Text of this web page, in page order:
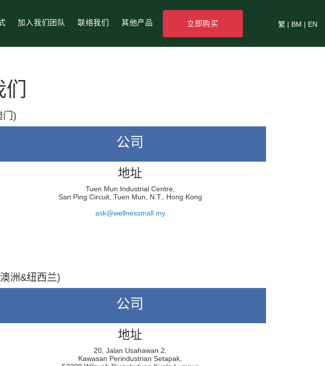
加入我们团队 联络我们 其他产品 立即购买 繁 | BM | EN
门)
公司
地址
Tuen Mun Industrial Centre,
San Ping Circuit, Tuen Mun, N.T., Hong Kong
ask@wellnessmall.my
洲&纽西兰)
公司
地址
20, Jalan Usahawan 2,
Kawasan Perindustrian Setapak,